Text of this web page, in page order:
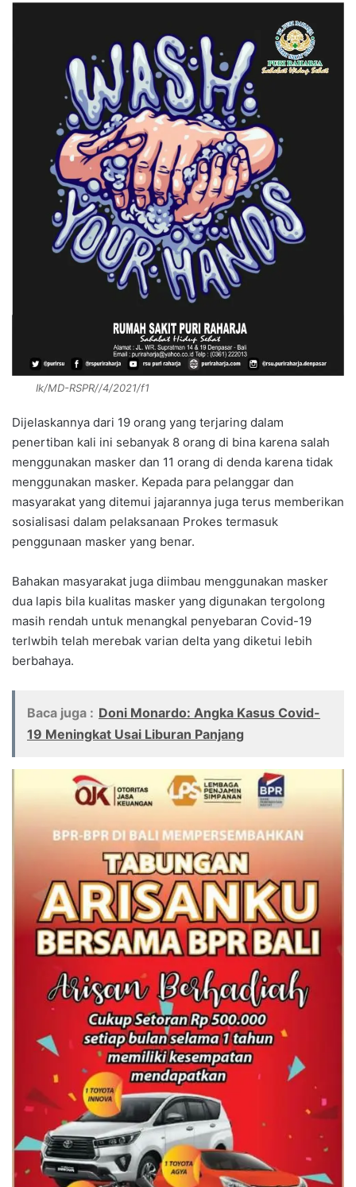
Ik/MD-RSPR//4/2021/f1
Dijelaskannya dari 19 orang yang terjaring dalam
penertiban kali ini sebanyak 8 orang di bina karena salah
menggunakan masker dan 11 orang di denda karena tidak
menggunakan masker. Kepada para pelanggar dan
masyarakat yang ditemui jajarannya juga terus memberikan
sosialisasi dalam pelaksanaan Prokes termasuk
penggunaan masker yang benar.
Bahakan masyarakat juga diimbau menggunakan masker
dua lapis bila kualitas masker yang digunakan tergolong
masih rendah untuk menangkal penyebaran Covid-19
terlwbih telah merebak varian delta yang diketui lebih
berbahaya.
Baca juga : Doni Monardo: Angka Kasus Covid-
19 Meningkat Usai Liburan Panjang